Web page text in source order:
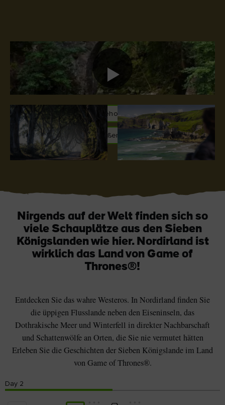
Like
Blarney Castle
Like
#GameOfThrones #DrehortIrland
#Nordirland:DasLandMitGroßerSeele
Nirgends auf der Welt finden sich so
viele Schauplätze aus den Sieben
Königslanden wie hier. Nordirland ist
wirklich das Land von Game of
Thrones®!
Entdecken Sie das wahre Westeros. In Nordirland finden Sie
die üppigen Flusslande neben den Eiseninseln, das
Dothrakische Meer und Winterfell in direkter Nachbarschaft
und Schattenwölfe an Orten, die Sie nie vermutet hätten
Erleben Sie die Geschichten der Sieben Königslande im Land
von Game of Thrones®.
Day 2